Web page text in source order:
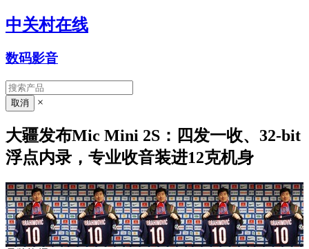
中关村在线
数码影音
×
大疆发布Mic Mini 2S：四发一收、32-bit
浮点内录，专业收音装进12克机身